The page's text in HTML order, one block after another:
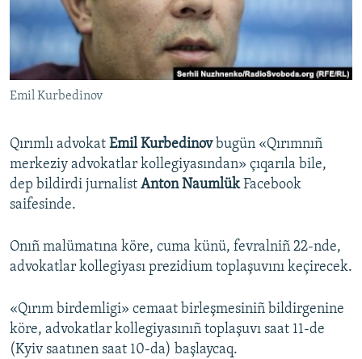
Русский
Українською
QOŞULIÑIZ!
RFE/RS bütün saytları
Emil Kurbedinov
Qırımlı advokat Emil Kurbedinov bugün «Qırımnıñ
merkeziy advokatlar kollegiyasından» çıqarıla bile,
dep bildirdi jurnalist Anton NaumlükFacebook
saifesinde.
Onıñ malümatına köre, cuma künü, fevralniñ 22-nde,
advokatlar kollegiyası prezidium toplaşuvını keçirecek.
«Qırım birdemligi» cemaat birleşmesiniñ bildirgenine
köre, advokatlar kollegiyasınıñ toplaşuvı saat 11-de
(Kyiv saatınen saat 10-da) başlaycaq.